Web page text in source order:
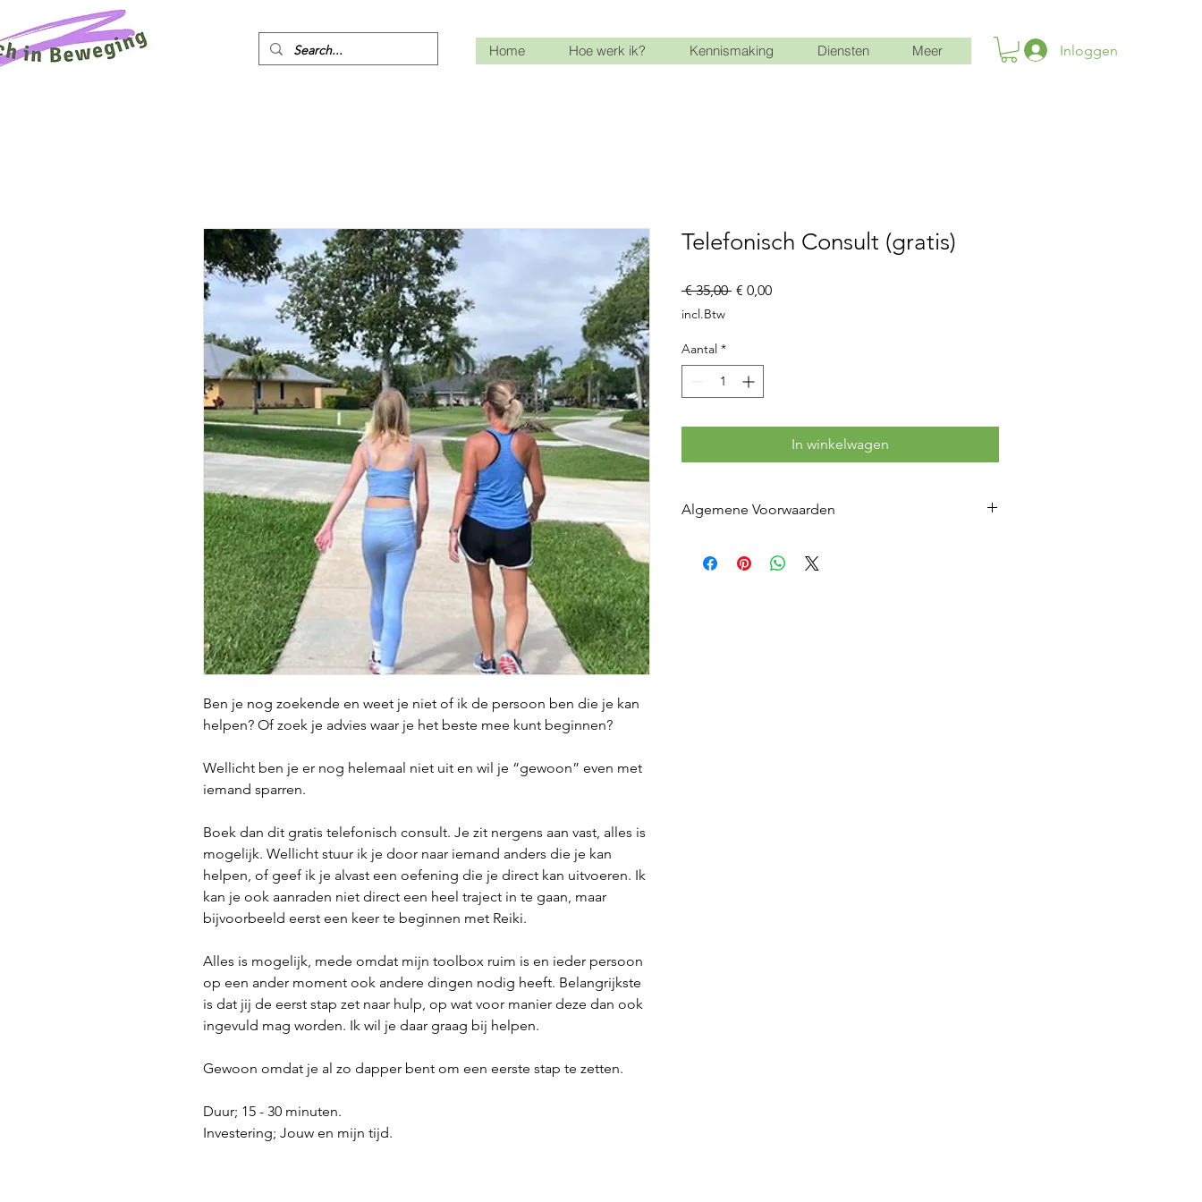
Home Hoe werk ik? Kennismaking Diensten Meer Inloggen
Ben je nog zoekende en weet je niet of ik de persoon ben die je kan
helpen? Of zoek je advies waar je het beste mee kunt beginnen?
Wellicht ben je er nog helemaal niet uit en wil je “gewoon” even met
iemand sparren.
Boek dan dit gratis telefonisch consult. Je zit nergens aan vast, alles is
mogelijk. Wellicht stuur ik je door naar iemand anders die je kan
helpen, of geef ik je alvast een oefening die je direct kan uitvoeren. Ik
kan je ook aanraden niet direct een heel traject in te gaan, maar
bijvoorbeeld eerst een keer te beginnen met Reiki.
Alles is mogelijk, mede omdat mijn toolbox ruim is en ieder persoon
op een ander moment ook andere dingen nodig heeft. Belangrijkste
is dat jij de eerst stap zet naar hulp, op wat voor manier deze dan ook
ingevuld mag worden. Ik wil je daar graag bij helpen.
Gewoon omdat je al zo dapper bent om een eerste stap te zetten.
Duur; 15 - 30 minuten.
Investering; Jouw en mijn tijd.
Telefonisch Consult (gratis)
€ 35,00 Normale
€ 0,00Verkoopprijs
incl.Btw
Aantal *
In winkelwagen
Algemene Voorwaarden
de Algemene Voorwaarden. Zie bovenaan deze pagina.